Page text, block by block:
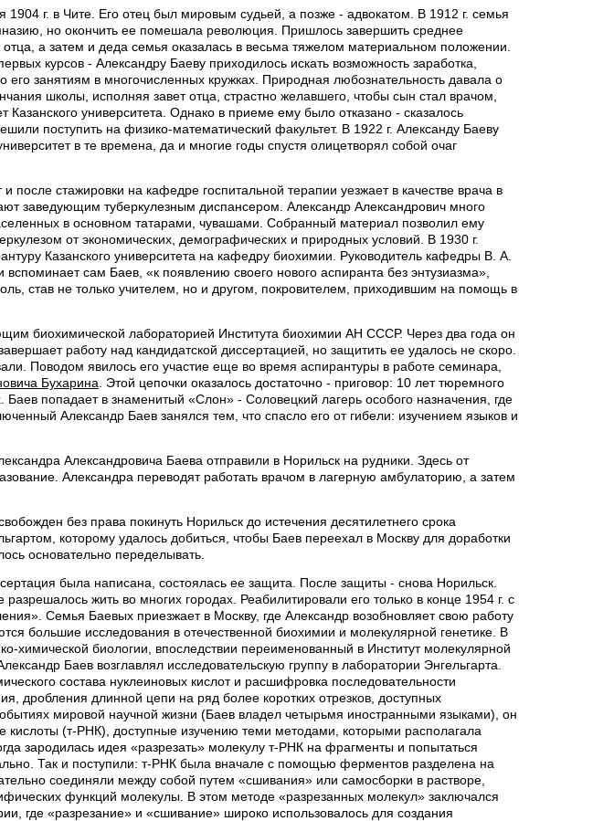
г. в Чите. Его отец был мировым судьей, а позже - адвокатом. В 1912 г. семья
но окончить ее помешала революция. Пришлось завершить среднее
а затем и деда семья оказалась в весьма тяжелом материальном положении.
курсов - Александру Баеву приходилось искать возможность заработка,
занятиям в многочисленных кружках. Природная любознательность давала о
школы, исполняя завет отца, страстно желавшего, чтобы сын стал врачом,
Казанского университета. Однако в приеме ему было отказано - сказалось
поступить на физико-математический факультет. В 1922 г. Александу Баеву
в те времена, да и многие годы спустя олицетворял собой очаг
после стажировки на кафедре госпитальной терапии уезжает в качестве врача в
заведующим туберкулезным диспансером. Александр Александрович много
в основном татарами, чувашами. Собранный материал позволил ему
от экономических, демографических и природных условий. В 1930 г.
Казанского университета на кафедру биохимии. Руководитель кафедры В. А.
вспоминает сам Баев, «к появлению своего нового аспиранта без энтузиазма»,
став не только учителем, но и другом, покровителем, приходившим на помощь в
биохимической лабораторией Института биохимии АН СССР. Через два года он
работу над кандидатской диссертацией, но защитить ее удалось не скоро.
Поводом явилось его участие еще во время аспирантуры в работе семинара,
Бухарина . Этой цепочки оказалось достаточно - приговор: 10 лет тюремного
попадает в знаменитый «Слон» - Соловецкий лагерь особого назначения, где
Александр Баев занялся тем, что спасло его от гибели: изучением языков и
Александровича Баева отправили в Норильск на рудники. Здесь от
Александра переводят работать врачом в лагерную амбулаторию, а затем
без права покинуть Норильск до истечения десятилетнего срока
которому удалось добиться, чтобы Баев переехал в Москву для доработки
основательно переделывать.
была написана, состоялась ее защита. После защиты - снова Норильск.
жить во многих городах. Реабилитировали его только в конце 1954 г. с
Семья Баевых приезжает в Москву, где Александр возобновляет свою работу
большие исследования в отечественной биохимии и молекулярной генетике. В
химической биологии, впоследствии переименованный в Институт молекулярной
Баев возглавлял исследовательскую группу в лаборатории Энгельгарта.
состава нуклеиновых кислот и расшифровка последовательности
дробления длинной цепи на ряд более коротких отрезков, доступных
мировой научной жизни (Баев владел четырьмя иностранными языками), он
кислоты (т-РНК), доступные изучению теми методами, которыми располагала
зародилась идея «разрезать» молекулу т-РНК на фрагменты и попытаться
Так и поступили: т-РНК была вначале с помощью ферментов разделена на
соединяли между собой путем «сшивания» или самосборки в растворе,
функций молекулы. В этом методе «разрезанных молекул» заключался
где «разрезание» и «сшивание» широко использовалось для создания